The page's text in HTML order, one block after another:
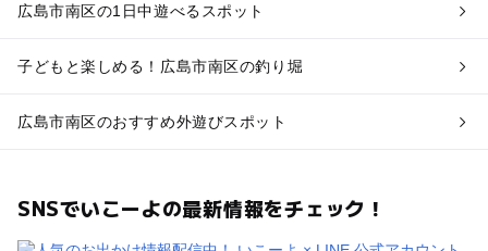
広島市南区の1日中遊べるスポット
子どもと楽しめる！広島市南区の釣り堀
広島市南区のおすすめ外遊びスポット
SNSでいこーよの最新情報をチェック！